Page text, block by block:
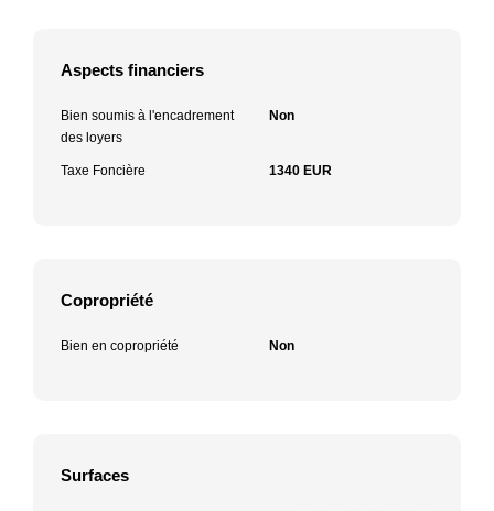
Aspects financiers
Bien soumis à l'encadrement
des loyers
Non
Taxe Foncière 1340 EUR
Copropriété
Bien en copropriété Non
Surfaces